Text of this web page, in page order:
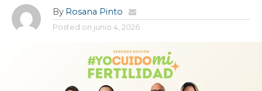
By Rosana Pinto
Posted on junio 4, 2026